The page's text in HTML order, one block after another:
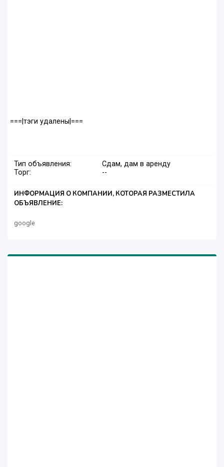
===|тэги удалены|===
Тип объявления:
Сдам, дам в аренду
Торг:
--
ИНФОРМАЦИЯ О КОМПАНИИ, КОТОРАЯ РАЗМЕСТИЛА
ОБЪЯВЛЕНИЕ:
google